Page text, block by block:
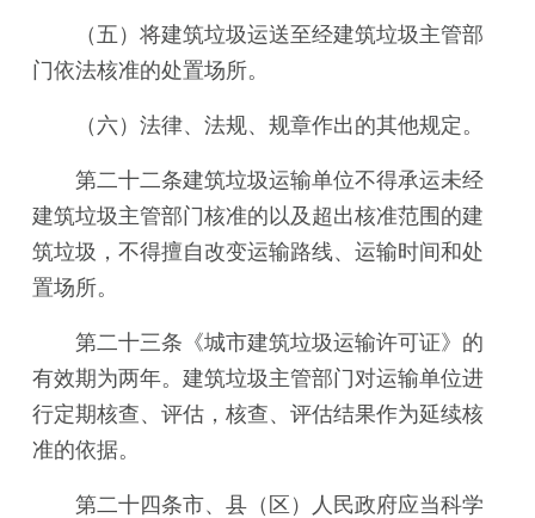
（五）将建筑垃圾运送至经建筑垃圾主管部
门依法核准的处置场所。
（六）法律、法规、规章作出的其他规定。
第二十二条建筑垃圾运输单位不得承运未经
建筑垃圾主管部门核准的以及超出核准范围的建
筑垃圾，不得擅自改变运输路线、运输时间和处
置场所。
第二十三条《城市建筑垃圾运输许可证》的
有效期为两年。建筑垃圾主管部门对运输单位进
行定期核查、评估，核查、评估结果作为延续核
准的依据。
第二十四条市、县（区）人民政府应当科学